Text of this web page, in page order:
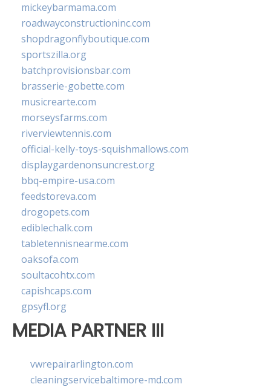
mickeybarmama.com
roadwayconstructioninc.com
shopdragonflyboutique.com
sportszilla.org
batchprovisionsbar.com
brasserie-gobette.com
musicrearte.com
morseysfarms.com
riverviewtennis.com
official-kelly-toys-squishmallows.com
displaygardenonsuncrest.org
bbq-empire-usa.com
feedstoreva.com
drogopets.com
ediblechalk.com
tabletennisnearme.com
oaksofa.com
soultacohtx.com
capishcaps.com
gpsyfl.org
MEDIA PARTNER III
vwrepairarlington.com
cleaningservicebaltimore-md.com